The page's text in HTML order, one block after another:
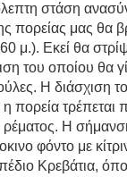
στάση
πορείας μας θα
Εκεί θα
του οποίου θα
Η διάσχιση
πορεία τρέπεται
Η σήμανση
φόντο με
Κρεβάτια,